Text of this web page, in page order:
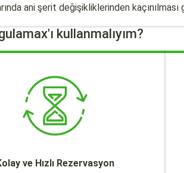
ani şerit değişikliklerinden kaçınılması
kullanmalıyım?
ve Hızlı Rezervasyon